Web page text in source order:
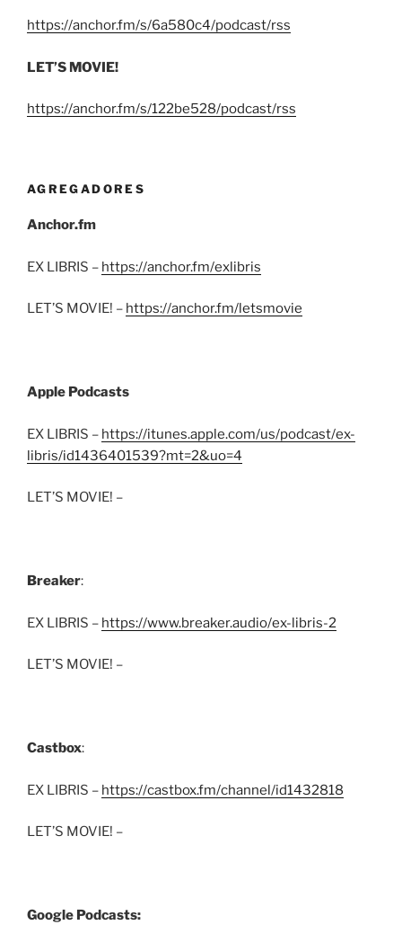
https://anchor.fm/s/6a580c4/podcast/rss
LET’S MOVIE!
https://anchor.fm/s/122be528/podcast/rss
AGREGADORES
Anchor.fm
EX LIBRIS – https://anchor.fm/exlibris
LET’S MOVIE! – https://anchor.fm/letsmovie
Apple Podcasts
EX LIBRIS – https://itunes.apple.com/us/podcast/ex-
libris/id1436401539?mt=2&uo=4
LET’S MOVIE! –
Breaker:
EX LIBRIS – https://www.breaker.audio/ex-libris-2
LET’S MOVIE! –
Castbox:
EX LIBRIS – https://castbox.fm/channel/id1432818
LET’S MOVIE! –
Google Podcasts: